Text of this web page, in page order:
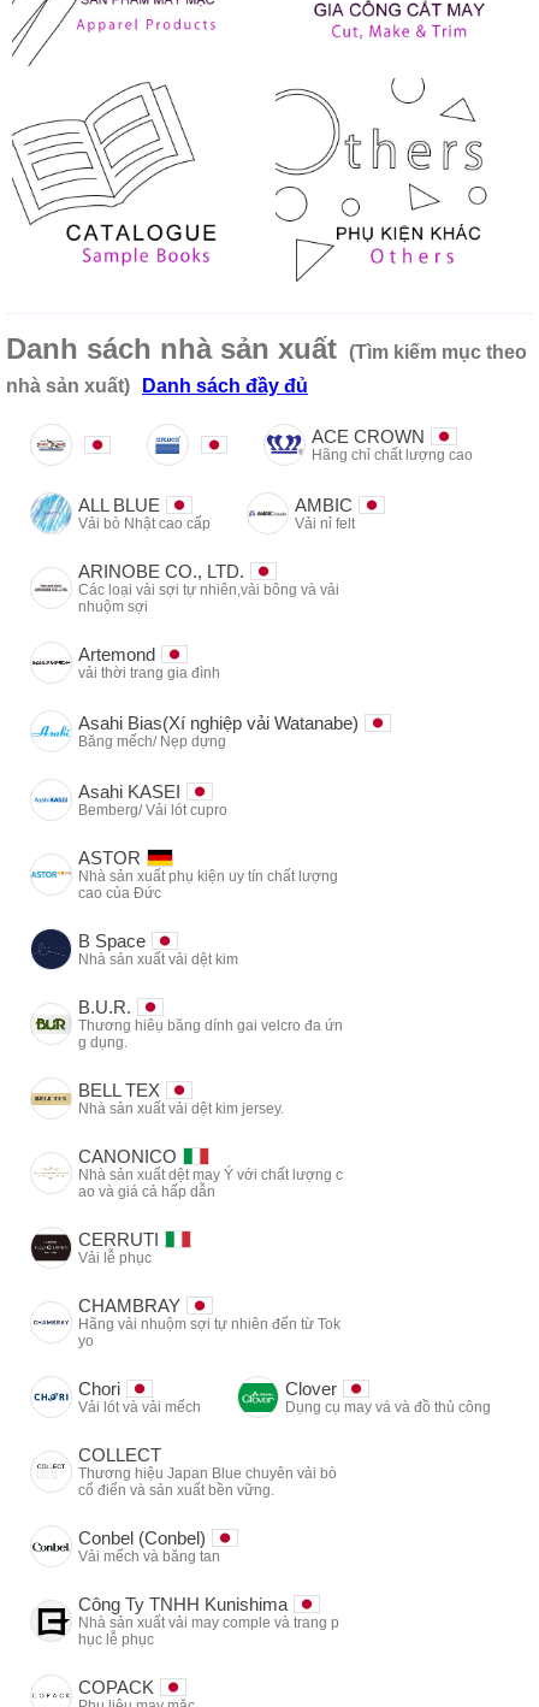
Danh sách nhà sản xuất (Tìm kiếm mục theo
nhà sản xuất)
Danh sách đầy đủ
ACE CROWN
Hãng chỉ chất lượng cao
ALL BLUE
Vải bò Nhật cao cấp
AMBIC
Vải nỉ felt
ARINOBE CO., LTD.
Các loại vải sợi tự nhiên,vải bông và vải
nhuộm sợi
Artemond
vải thời trang gia đình
Asahi Bias(Xí nghiệp vải Watanabe)
Băng mếch/ Nẹp dựng
Asahi KASEI
Bemberg/ Vải lót cupro
ASTOR
Nhà sản xuất phụ kiện uy tín chất lượng
cao của Đức
B Space
Nhà sản xuất vải dệt kim
B.U.R.
Thương hiêụ băng dính gai velcro đa ứn
g dụng.
BELL TEX
Nhà sản xuất vải dệt kim jersey.
CANONICO
Nhà sản xuất dệt may Ý với chất lượng c
ao và giá cả hấp dẫn
CERRUTI
Vải lễ phục
CHAMBRAY
Hãng vải nhuộm sợi tự nhiên đến từ Tok
yo
Chori
Vải lót và vải mếch
Clover
Dụng cụ may vá và đồ thủ công
COLLECT
Thương hiệu Japan Blue chuyên vải bò
cổ điển và sản xuất bền vững.
Conbel (Conbel)
Vải mếch và băng tan
Công Ty TNHH Kunishima
Nhà sản xuất vải may comple và trang p
hục lễ phục
COPACK